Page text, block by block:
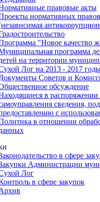
правовые акты
нормативных
"Новое качество
программа
на территории
Лог на 2013 - 2017
Советов и
обсуждение
в распоряжении
сведения,
с
в отношении
в сфере
Администрации
Лог
в сфере закупок